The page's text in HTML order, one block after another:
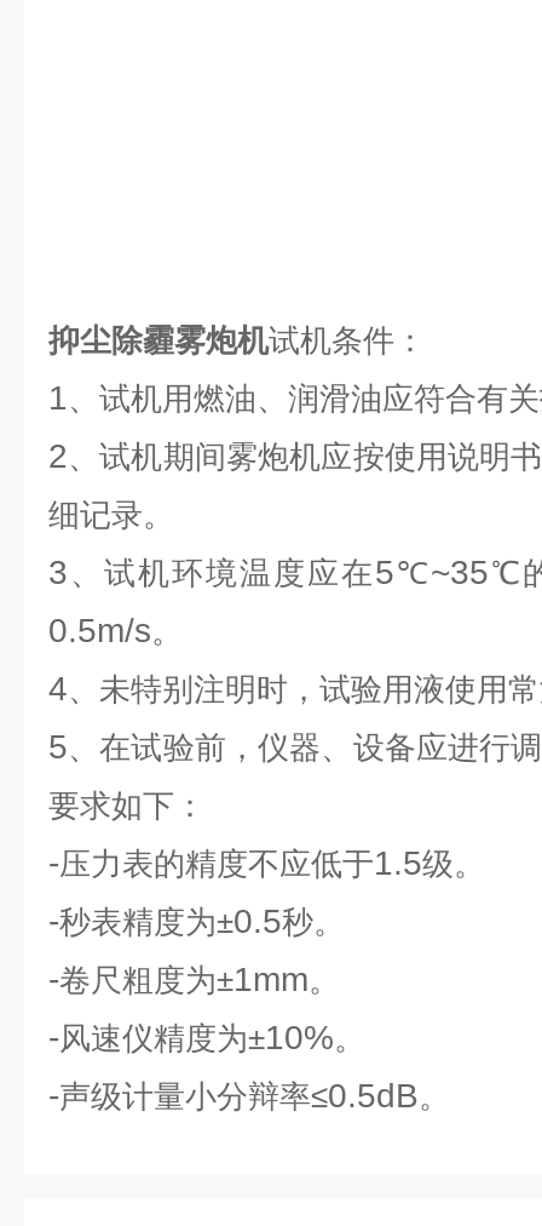
抑尘除霾雾炮机试机条件：
1、试机用燃油、润滑油应符合有
2、试机期间雾炮机应按使用说明
细记录。
3 、试机环境温度应在5℃~35℃
0.5m/s。
4、未特别注明时，试验用液使用
5、在试验前，仪器、设备应进行
要求如下：
-压力表的精度不应低于1.5级。
-秒表精度为±0.5秒。
-卷尺粗度为±1mm。
-风速仪精度为±10%。
-声级计量小分辩率≤0.5dB。